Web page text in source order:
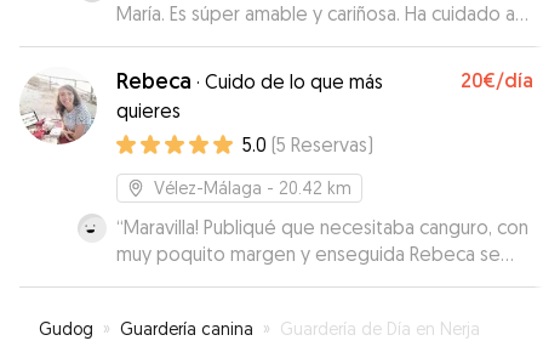
María. Es súper amable y cariñosa. Ha cuidado a
Rocky como si fuera suyo. Se nota que ama a los
animales. Excelente experiencia tanto para mí
como para Rocky .”
Rebeca · Cuido de lo que más
quieres
20€/día
5.0 (5 Reservas)
Vélez-Málaga - 20.42 km
“Maravilla! Publiqué que necesitaba canguro, con
muy poquito margen y enseguida Rebeca se
ofreció. Muy amable, flexible y encantadores
Toscana, que se sintió como en casa. Se
Gudog » Guardería canina » Guardería de Día en Nerja